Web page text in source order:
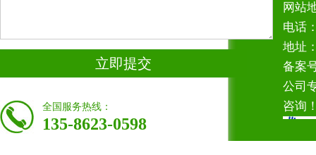
立即提交
全国服务热线：
135-8623-0598
网站
电话
地址
备案
公司
咨询